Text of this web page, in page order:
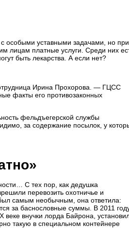
особыми уставными задачами, но при
лицам платные услуги. Среди них
быть лекарства. А если нет?
Ирина Прохорова. — ГЦСС
факты его противозаконных
фельдъегерской службы
за содержание посылок, у
С тех пор, как дедушка
перевозить охотничье и
самым необычным, она ответила:
за баснословные суммы. В 2011
внучки лорда Байрона,
такую в специальном контейнере